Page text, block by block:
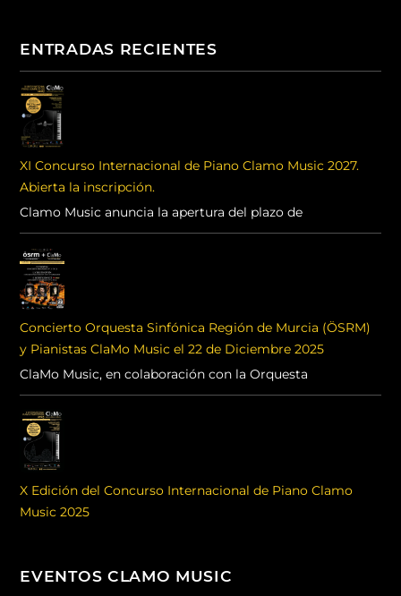
ENTRADAS RECIENTES
XI Concurso Internacional de Piano Clamo Music 2027.
Abierta la inscripción.
Clamo Music anuncia la apertura del plazo de
Concierto Orquesta Sinfónica Región de Murcia (ÖSRM)
y Pianistas ClaMo Music el 22 de Diciembre 2025
ClaMo Music, en colaboración con la Orquesta
X Edición del Concurso Internacional de Piano Clamo
Music 2025
EVENTOS CLAMO MUSIC